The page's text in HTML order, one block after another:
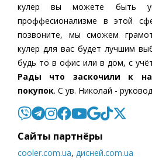
кулер вы можете быть
проффесионализме в этой
позвоните, мы сможем
кулер для вас будет лучшим
будь то в офис или в дом, с
Рады что заскочили к
покупок. С ув. Николай -
Cайты партнёры
cooler.com.ua, дисней.com.ua